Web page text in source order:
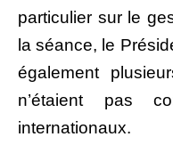
particulier sur le
la séance, le
également
n’étaient pas
internationaux.